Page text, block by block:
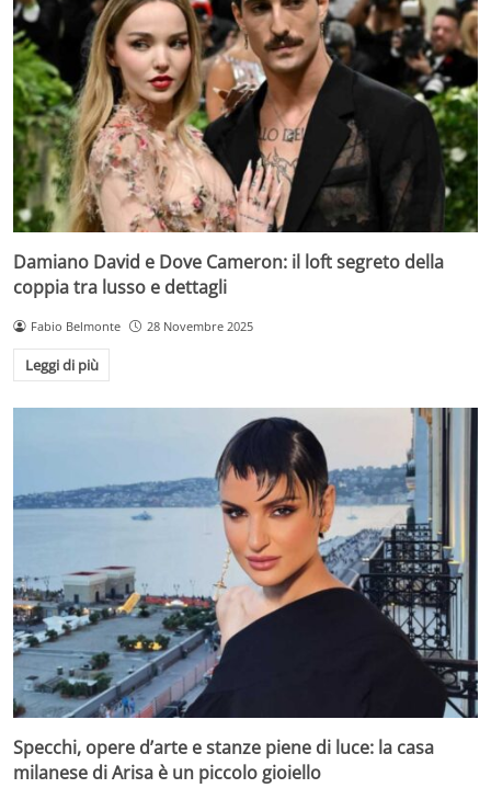
Damiano David e Dove Cameron: il loft segreto della
coppia tra lusso e dettagli
Fabio Belmonte 28 Novembre 2025
Leggi di più
Specchi, opere d’arte e stanze piene di luce: la casa
milanese di Arisa è un piccolo gioiello